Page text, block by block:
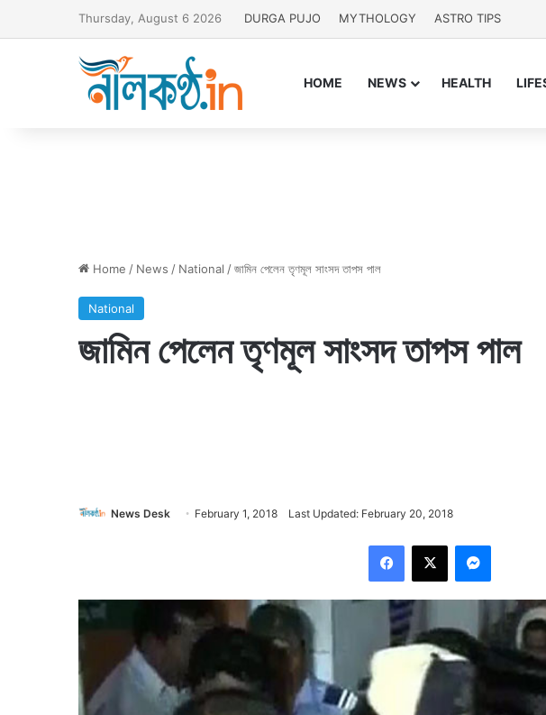
Thursday, August 6 2026 DURGA PUJO MYTHOLOGY ASTRO TIPS
HOME NEWS HEALTH
Home / News / National /জামিন পেলেন তৃণমূল সাংসদ তাপস পাল
National
জামিন পেলেন তৃণমূল সাংসদ তাপস পাল
News Desk February 1, 2018 Last Updated: February 20, 2018